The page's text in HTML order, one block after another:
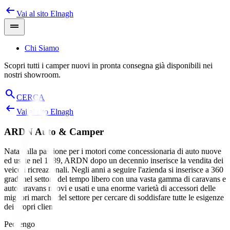
Salta
al
contenuto
arrow_left_alt Vai al sito Elnagh
drag_handle
Chi Siamo
Scopri tutti i camper nuovi in pronta consegna già disponibili nei
nostri showroom.
searchCERCA
arrow_left_alt Vai al sito Elnagh
ARDN Auto & Camper
Nata dalla passione per i motori come concessionaria di auto nuove
ed usate nel 1989, ARDN dopo un decennio inserisce la vendita dei
veicoli ricreazionali. Negli anni a seguire l'azienda si inserisce a 360
gradi nel settore del tempo libero con una vasta gamma di caravans e
autocaravans nuovi e usati e una enorme varietà di accessori delle
migliori marche del settore per cercare di soddisfare tutte le esigenze
dei propri clienti.
Pedrengo